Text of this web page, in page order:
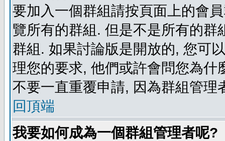
要加入一個群組請按頁面上的會
覽所有的群組. 但是不是所有的
群組. 如果討論版是開放的, 您可
理您的要求, 他們或許會問您為
不要一直重覆申請, 因為群組管理
回頂端
我要如何成為一個群組管理者呢?